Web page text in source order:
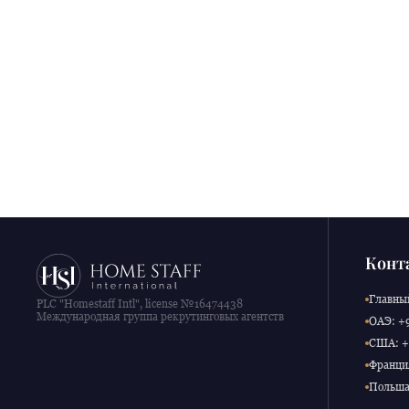
PLC "Homestaff Intl", license №16474438
Международная группа рекрутинговых агентств
ОАЭ:
США: